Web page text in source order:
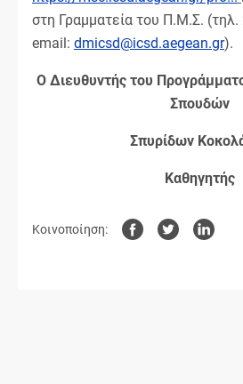
στη Γραμματεία του Π.Μ.Σ.
email: dmicsd@icsd.aegean.gr).
Ο Διευθυντής του
Σπουδών
Σπυρίδων
Καθηγητής
Κοινοποίηση: